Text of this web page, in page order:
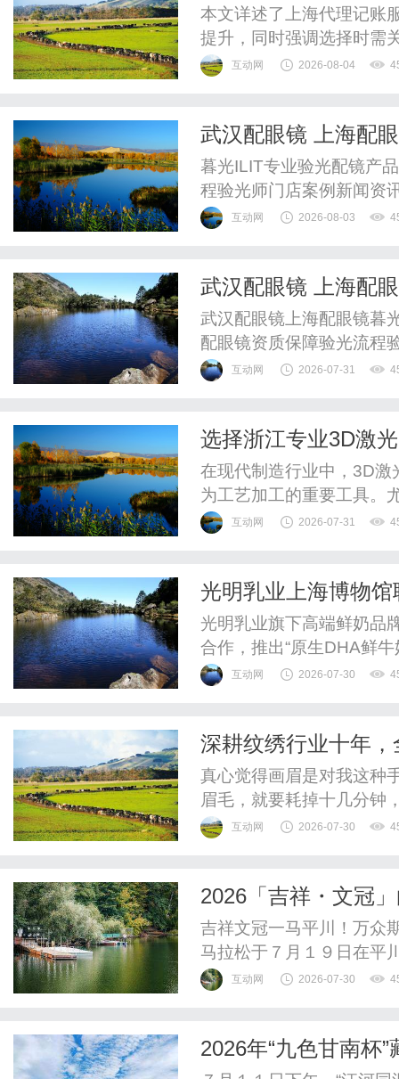
本文详述了上海代理记账
提升，同时强调选择时需
税管理优化。
互动网 2026-08-04
武汉配眼镜 上海配
暮光ILIT专业验光配镜产
程验光师门店案例新闻资
惠，兼顾高专业度与高性
互动网 2026-08-03
武汉配眼镜 上海配
武汉配眼镜上海配眼镜暮
配眼镜资质保障验光流程
惠，兼顾高专业度与高性
互动网 2026-07-31
选择浙江专业3D激
时代
在现代制造行业中，3D
为工艺加工的重要工具。
内雕机的生产厂家如雨后
加工工具，利用激光技术
互动网 2026-07-31
光明乳业上海博物
光明乳业旗下高端鲜奶品
合作，推出“原生DHA鲜
《写生花蝶图卷》为瓶身
品回应品质生活需求的又
互动网 2026-07-30
深耕纹绣行业十年
半永久定妆头部品牌
真心觉得画眉是对我这种
眉毛，就要耗掉十几分钟
称，越画越翻车。尤其到
动，差点直接冲动下单。
互动网 2026-07-30
2026「吉祥・文冠
吉祥文冠一马平川！万众
马拉松于７月１９日在平
域文化、生态特色与体育
本届赛事由甘肃省田径协
互动网 2026-07-30
2026年“九色甘南杯